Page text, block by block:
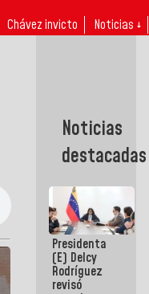
Chávez invicto Noticias ↓
Noticias
destacadas
Presidenta
(E) Delcy
Rodríguez
revisó